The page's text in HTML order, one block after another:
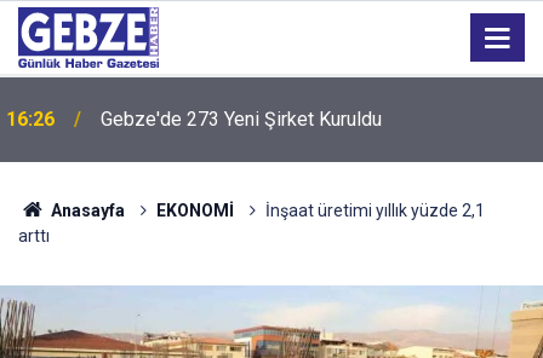
16:26 Gebze'de 273 Yeni Şirket Kuruldu
16:24 “Tarihi Okul Kaderine Terk Edildi''
Anasayfa EKONOMİ
İnşaat üretimi yıllık yüzde 2,1
arttı